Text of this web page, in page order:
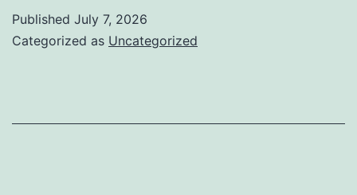
Published July 7, 2026
Categorized as Uncategorized